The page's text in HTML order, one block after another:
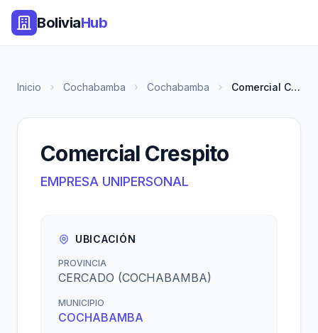
BoliviaHub
Inicio Cochabamba Cochabamba Comercial Crespito
Comercial Crespito
EMPRESA UNIPERSONAL
UBICACIÓN
PROVINCIA
CERCADO (COCHABAMBA)
MUNICIPIO
COCHABAMBA